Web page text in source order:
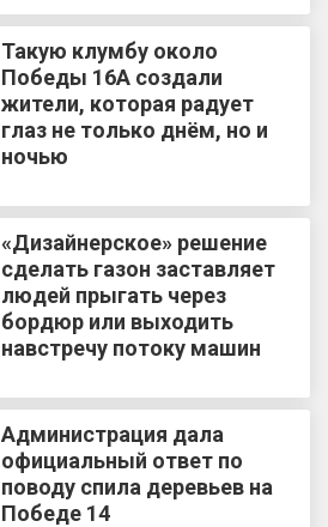
Такую клумбу около
Победы 16А создали
жители, которая радует
глаз не только днём, но и
ночью
«Дизайнерское» решение
сделать газон заставляет
людей прыгать через
бордюр или выходить
навстречу потоку машин
Администрация дала
официальный ответ по
поводу спила деревьев на
Победе 14